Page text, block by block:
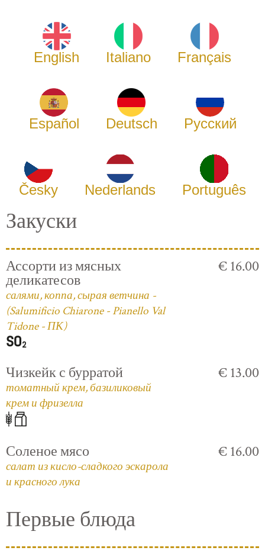
English Italiano Français
Español Deutsch Русский
Česky Nederlands Português
Закуски
Ассорти из мясных
деликатесов
салями, коппа, сырая ветчина -
(Salumificio Chiarone - Pianello Val
Tidone - ПК)
€ 16.00
Чизкейк с бурратой
томатный крем, базиликовый
крем и фризелла
€ 13.00
Соленое мясо
салат из кисло-сладкого эскарола
и красного лука
€ 16.00
Первые блюда